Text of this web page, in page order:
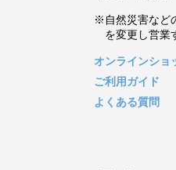
※自然災害など
を変更し営業
オンラインショ
ご利用ガイド
よくある質問